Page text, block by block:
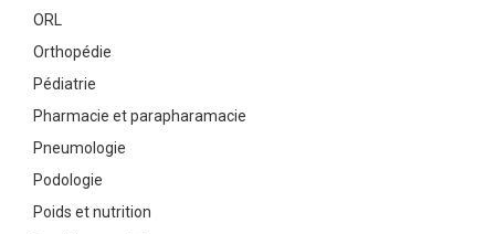
ORL
Orthopédie
Pédiatrie
Pharmacie et parapharamacie
Pneumologie
Podologie
Poids et nutrition